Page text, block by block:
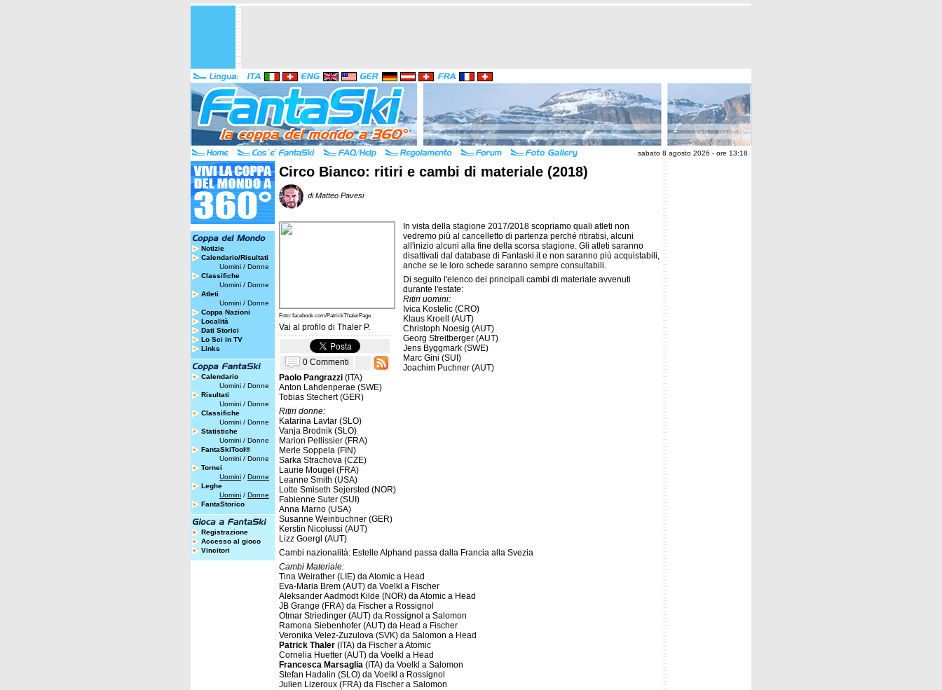
sabato 8 agosto 2026 - ore 13:18
Notizie
Calendario/Risultati
Uomini / Donne
Classifiche
Uomini / Donne
Atleti
Uomini / Donne
Coppa Nazioni
Località
Dati Storici
Lo Sci in TV
Links
Calendario
Uomini / Donne
Risultati
Uomini / Donne
Classifiche
Uomini / Donne
Statistiche
Uomini / Donne
FantaSkiTool®
Uomini / Donne
Tornei
Uomini / Donne
Leghe
Uomini / Donne
FantaStorico
Registrazione
Accesso al gioco
Vincitori
Circo Bianco: ritiri e cambi di materiale (2018)
di Matteo Pavesi
Foto: facebook.com/PatrickThalerPage
Vai al profilo di Thaler P.
0 Commenti
In vista della stagione 2017/2018 scopriamo quali atleti non
vedremo più al cancelletto di partenza perché ritiratisi, alcuni
all'inizio alcuni alla fine della scorsa stagione. Gli atleti saranno
disattivati dal database di Fantaski.it e non saranno più acquistabili,
anche se le loro schede saranno sempre consultabili.
Di seguito l'elenco dei principali cambi di materiale avvenuti
durante l'estate:
Ritiri uomini:
Ivica Kostelic (CRO)
Klaus Kroell (AUT)
Christoph Noesig (AUT)
Georg Streitberger (AUT)
Jens Byggmark (SWE)
Marc Gini (SUI)
Joachim Puchner (AUT)
Paolo Pangrazzi (ITA)
Anton Lahdenperae (SWE)
Tobias Stechert (GER)
Ritiri donne:
Katarina Lavtar (SLO)
Vanja Brodnik (SLO)
Marion Pellissier (FRA)
Merle Soppela (FIN)
Sarka Strachova (CZE)
Laurie Mougel (FRA)
Leanne Smith (USA)
Lotte Smiseth Sejersted (NOR)
Fabienne Suter (SUI)
Anna Marno (USA)
Susanne Weinbuchner (GER)
Kerstin Nicolussi (AUT)
Lizz Goergl (AUT)
Cambi nazionalità: Estelle Alphand passa dalla Francia alla Svezia
Cambi Materiale:
Tina Weirather (LIE) da Atomic a Head
Eva-Maria Brem (AUT) da Voelkl a Fischer
Aleksander Aadmodt Kilde (NOR) da Atomic a Head
JB Grange (FRA) da Fischer a Rossignol
Otmar Striedinger (AUT) da Rossignol a Salomon
Ramona Siebenhofer (AUT) da Head a Fischer
Veronika Velez-Zuzulova (SVK) da Salomon a Head
Patrick Thaler (ITA) da Fischer a Atomic
Cornelia Huetter (AUT) da Voelkl a Head
Francesca Marsaglia (ITA) da Voelkl a Salomon
Stefan Hadalin (SLO) da Voelkl a Rossignol
Julien Lizeroux (FRA) da Fischer a Salomon